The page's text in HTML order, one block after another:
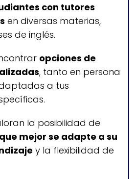
de inglés
en
atención
profesor
con tutores
en diversas materias,
de inglés.
opciones de
, tanto en persona
a tus
la posibilidad de
mejor se adapte a su
y la flexibilidad de